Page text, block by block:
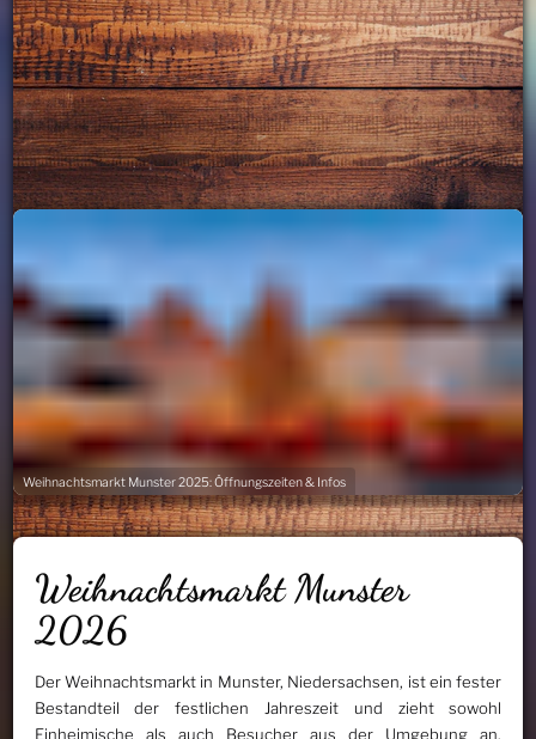
Weihnachtsmarkt Munster 2025: Öffnungszeiten & Infos
Weihnachtsmarkt Munster
2026
Der Weihnachtsmarkt in Munster, Niedersachsen, ist ein fester
Bestandteil der festlichen Jahreszeit und zieht sowohl
Einheimische als auch Besucher aus der Umgebung an.